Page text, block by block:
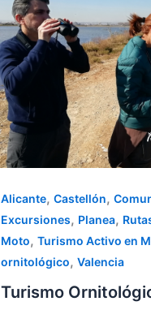
Alicante, Castellón,
Excursiones, Planea,
Moto, Turismo Activo en
ornitológico, Valencia
Turismo